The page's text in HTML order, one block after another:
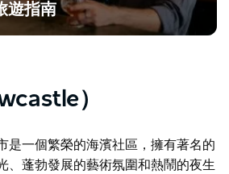
遊指南
）
是一個繁榮的海濱社區，擁有著名的
、蓬勃發展的藝術氛圍和熱鬧的夜生